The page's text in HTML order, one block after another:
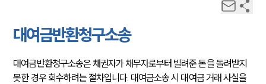
대여금반환청구소송
대여금반환청구소송은 채권자가 채무자로부터 빌려준 돈을 돌려받지
못한 경우 회수하려는 절차입니다. 대여금소송 시 대여금 거래 사실을